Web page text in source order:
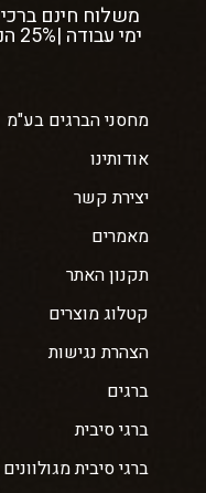
מחסני הברגים בע"מ
אודותינו
יצירת קשר
מאמרים
תקנון האתר
קטלוג מוצרים
הצהרת נגישות
ברגים
ברגי סיבית
ברגי סיבית מגולוונים vero